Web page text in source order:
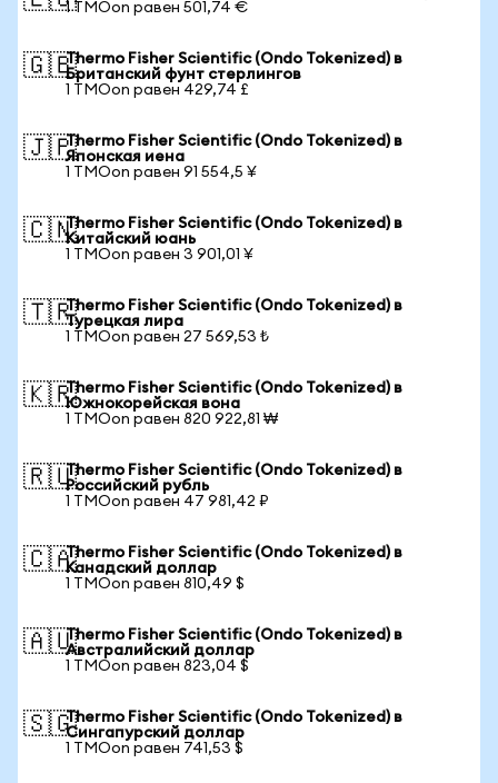
1 TMOon равен 501,74 €
🇬🇧Thermo Fisher Scientific (Ondo Tokenized) в
Британский фунт стерлингов
1 TMOon равен 429,74 £
🇯🇵Thermo Fisher Scientific (Ondo Tokenized) в
Японская иена
1 TMOon равен 91 554,5 ¥
🇨🇳Thermo Fisher Scientific (Ondo Tokenized) в
Китайский юань
1 TMOon равен 3 901,01 ¥
🇹🇷Thermo Fisher Scientific (Ondo Tokenized) в
Турецкая лира
1 TMOon равен 27 569,53 ₺
🇰🇷Thermo Fisher Scientific (Ondo Tokenized) в
Южнокорейская вона
1 TMOon равен 820 922,81 ₩
🇷🇺Thermo Fisher Scientific (Ondo Tokenized) в
Российский рубль
1 TMOon равен 47 981,42 ₽
🇨🇦Thermo Fisher Scientific (Ondo Tokenized) в
Канадский доллар
1 TMOon равен 810,49 $
🇦🇺Thermo Fisher Scientific (Ondo Tokenized) в
Австралийский доллар
1 TMOon равен 823,04 $
🇸🇬Thermo Fisher Scientific (Ondo Tokenized) в
Сингапурский доллар
1 TMOon равен 741,53 $